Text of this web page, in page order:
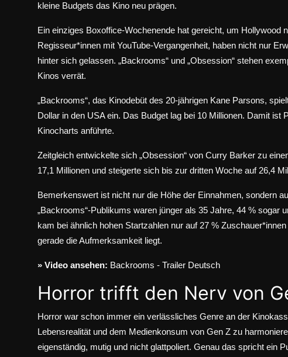
kleine Budgets das Kino neu prägen.
Ein einziges Boxoffice-Wochenende hat gereicht, um
Regisseur*innen mit YouTube-Vergangenheit, haben nicht nur
hinter sich gelassen. „Backrooms“ und „Obsession“ stehen
Kinos verrät.
„Backrooms“, das Kinodebüt des 20-jährigen Kane Parsons,
Dollar in den USA ein. Das Budget lag bei 10 Millionen. Damit
Kinocharts anführte.
Zeitgleich entwickelte sich „Obsession“ von Curry Barker zu
17,1 Millionen und steigerte sich bis zur dritten Woche auf 26,4
Bemerkenswert ist nicht nur die Höhe der Einnahmen, sondern
„Backrooms“-Publikums waren jünger als 35 Jahre, 44 % sogar
kam bei ähnlich hohen Startzahlen nur auf 27 %
gerade die Aufmerksamkeit liegt.
» Video ansehen: Backrooms - Trailer Deutsch
Horror trifft den Nerv von
Horror war schon immer ein verlässliches Genre an der
Lebensrealität und dem Medienkonsum von Gen Z zu
eigenständig, mutig und nicht glattpoliert. Genau das spricht ein